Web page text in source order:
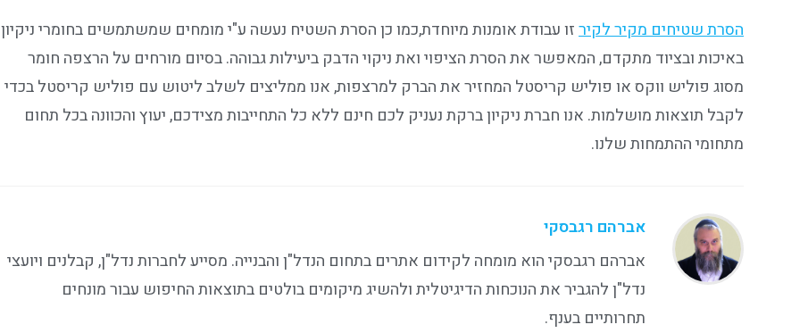
הסרת שטיחים מקיר לקירזו עבודת אומנות מיוחדת,כמו כן הסרת השטיח נעשה ע"י מומחים שמשתמשים בחומרי ניקיון
באיכות ובציוד מתקדם, המאפשר את הסרת הציפוי ואת ניקוי הדבק ביעילות גבוהה. בסיום מורחים על הרצפה חומר
מסוג פוליש ווקס או פוליש קריסטל המחזיר את הברק למרצפות, אנו ממליצים לשלב ליטוש עם פוליש קריסטל בכדי
לקבל תוצאות מושלמות. אנו חברת ניקיון ברקת נעניק לכם חינם ללא כל התחייבות מצידכם, יעוץ והכוונה בכל תחום
מתחומי ההתמחות שלנו.
אברהם רגבסקי
אברהם רגבסקי הוא מומחה לקידום אתרים בתחום הנדל"ן והבנייה. מסייע לחברות נדל"ן, קבלנים ויועצי
נדל"ן להגביר את הנוכחות הדיגיטלית ולהשיג מיקומים בולטים בתוצאות החיפוש עבור מונחים
תחרותיים בענף.